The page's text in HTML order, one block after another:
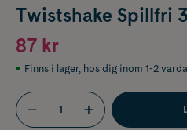
Twistshake Spillfri
87 kr
Finns i lager, hos dig inom 1-2